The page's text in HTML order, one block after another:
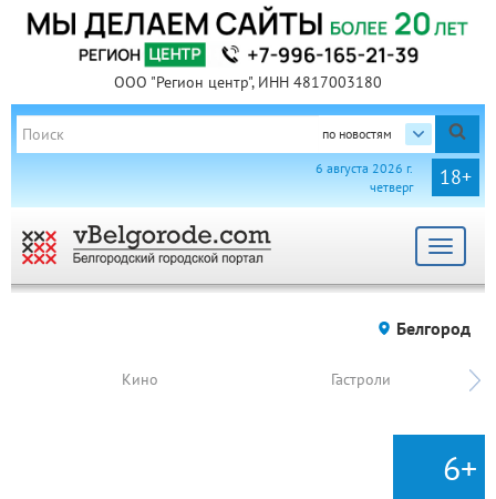
ООО "Регион центр", ИНН 4817003180
по новостям
18+
6 августа 2026 г.
четверг
Toggle
Белгород
Кино Гастроли
6+